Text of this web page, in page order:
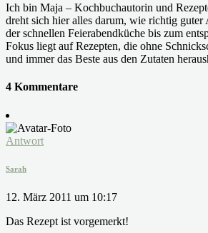
Ich bin Maja – Kochbuchautorin und
dreht sich hier alles darum, wie richtig guter
der schnellen Feierabendküche bis zum
Fokus liegt auf Rezepten, die ohne
und immer das Beste aus den Zutaten
4 Kommentare
Antwort
Sarah
12. März 2011 um 10:17
Das Rezept ist vorgemerkt!